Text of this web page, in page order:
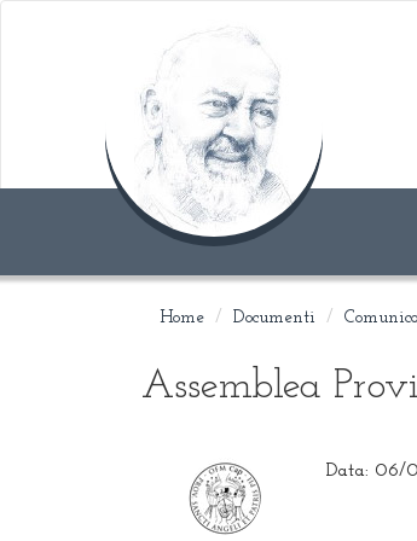
Home Documenti
Assemblea
Data: 06/